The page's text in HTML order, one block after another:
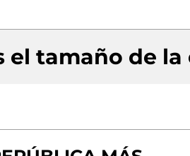
el tamaño de la